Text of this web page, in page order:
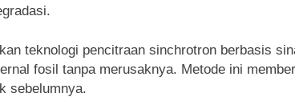
teknologi pencitraan sinchrotron berbasis
fosil tanpa merusaknya. Metode ini
sebelumnya.